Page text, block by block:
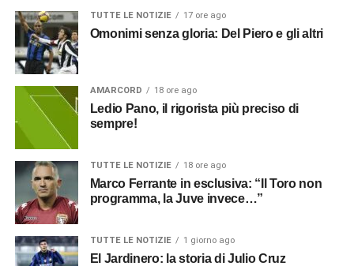
TUTTE LE NOTIZIE 17 ore ago
Omonimi senza gloria: Del Piero e gli altri
AMARCORD 18 ore ago
Ledio Pano, il rigorista più preciso di
sempre!
TUTTE LE NOTIZIE 18 ore ago
Marco Ferrante in esclusiva: “Il Toro non
programma, la Juve invece…”
TUTTE LE NOTIZIE 1 giorno ago
El Jardinero: la storia di Julio Cruz